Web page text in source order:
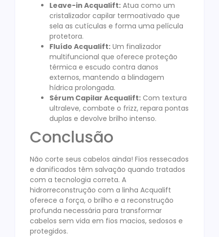
Leave-in Acqualift: Atua como um
cristalizador capilar termoativado que
sela as cutículas e forma uma película
protetora.
Fluído Acqualift: Um finalizador
multifuncional que oferece proteção
térmica e escudo contra danos
externos, mantendo a blindagem
hídrica prolongada.
Sérum Capilar Acqualift: Com textura
ultraleve, combate o frizz, repara pontas
duplas e devolve brilho intenso.
Conclusão
Não corte seus cabelos ainda! Fios ressecados
e danificados têm salvação quando tratados
com a tecnologia correta. A
hidrorreconstrução com a linha Acqualift
oferece a força, o brilho e a reconstrução
profunda necessária para transformar
cabelos sem vida em fios macios, sedosos e
protegidos.